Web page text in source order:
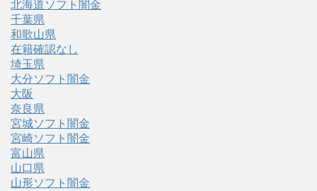
北海道ソフト闇金
千葉県
和歌山県
在籍確認なし
埼玉県
大分ソフト闇金
大阪
奈良県
宮城ソフト闇金
宮崎ソフト闇金
富山県
山口県
山形ソフト闇金